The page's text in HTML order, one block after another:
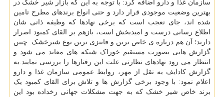
سازمان غذا و دارو اضافه کرد: با توجه به این که بازار شیر خشک در
بهترین وضعیت موجودی قرار دارد و حتی انواع برندهای مطرح تامین
شده اند، جای تعجب است که برخی نهادها که وظیفه ذاتی شان
اطلاع رسانی درست و امیدبخش است، بازهم بر القای کمبود اصرار
دارند؛ آن هم درباره ی خاص ترین و فانتزی ترین نوع شیرخشک. چنین
گزارش هایی بصورت مستقیم خوراک شبکه های معاند می شود و
انتظار می رود نهادهای نظارتی علت این رفتارها را بررسی نمایند.به
گزارش کادایف به نقل از مهر، روابط عمومی سازمان غذا و دارو
اعلام نمود: با وجود برخی گزارش ها و تلاش برای القای کمبود یک
برند خاص شیر خشک که به جهت مشکلات جهانی رخداده بود این